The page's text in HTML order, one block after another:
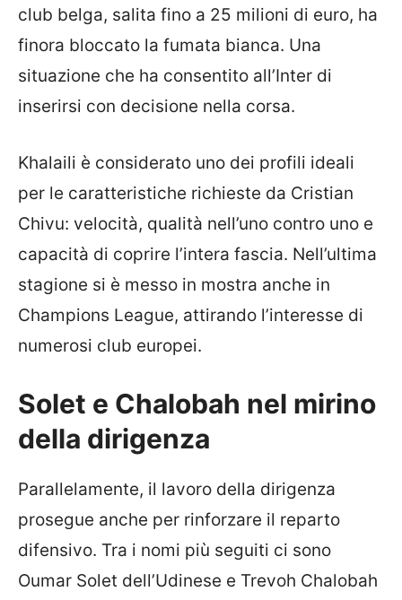
club belga, salita fino a 25 milioni di euro, ha
finora bloccato la fumata bianca. Una
situazione che ha consentito all’Inter di
inserirsi con decisione nella corsa.
Khalaili è considerato uno dei profili ideali
per le caratteristiche richieste da Cristian
Chivu: velocità, qualità nell’uno contro uno e
capacità di coprire l’intera fascia. Nell’ultima
stagione si è messo in mostra anche in
Champions League, attirando l’interesse di
numerosi club europei.
Solet e Chalobah nel mirino
della dirigenza
Parallelamente, il lavoro della dirigenza
prosegue anche per rinforzare il reparto
difensivo. Tra i nomi più seguiti ci sono
Oumar Solet dell’Udinese e Trevoh Chalobah